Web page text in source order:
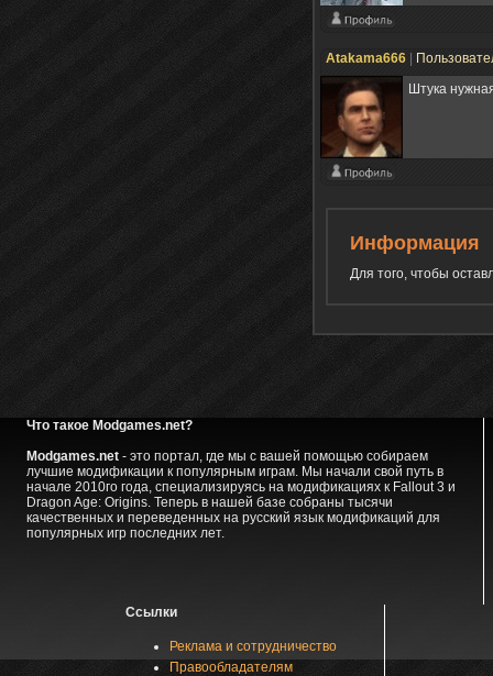
Atakama666
Штука
Информация
Для того, чтобы
Что такое Modgames.net?
Modgames.net- это портал, где мы с вашей помощью собираем
лучшие модификации к популярным играм. Мы начали свой путь в
начале 2010го года, специализируясь на модификациях к Fallout 3 и
Dragon Age: Origins. Теперь в нашей базе собраны тысячи
качественных и переведенных на русский язык модификаций для
популярных игр последних лет.
Ссылки
Реклама и сотрудничество
Правообладателям